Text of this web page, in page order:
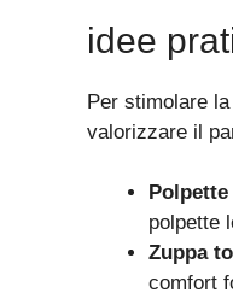
idee
Per stimolare
valorizzare il
polpette
Zuppa
comfort